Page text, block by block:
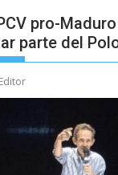
pro-
parte del
Editor